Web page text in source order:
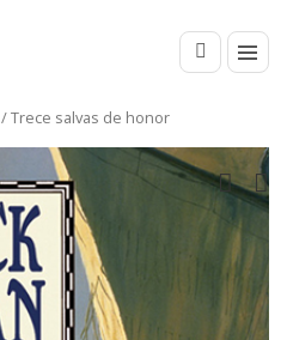
/ Trece salvas de honor